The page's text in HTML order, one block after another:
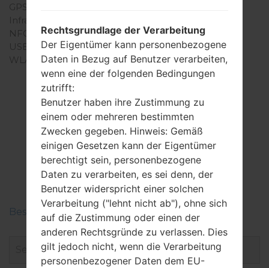
GPS
Infrarotanschluss
NFC
Ja
USB
microUSB 2.0
WLAN
Wi-Fi802.11b/g/n, Wi-Fi
Direct, hotspot
Firmware
LGP655K(LGP655K)
akaLG Optimus F3
Beschreiben Sie die Regionen der LG-Firmwaren
Rechtsgrundlage der Verarbeitung
Der Eigentümer kann personenbezogene
Daten in Bezug auf Benutzer verarbeiten,
wenn eine der folgenden Bedingungen
zutrifft:
Benutzer haben ihre Zustimmung zu
einem oder mehreren bestimmten
Zwecken gegeben. Hinweis: Gemäß
einigen Gesetzen kann der Eigentümer
berechtigt sein, personenbezogene
Daten zu verarbeiten, es sei denn, der
Benutzer widerspricht einer solchen
Verarbeitung ("lehnt nicht ab"), ohne sich
auf die Zustimmung oder einen der
anderen Rechtsgründe zu verlassen. Dies
gilt jedoch nicht, wenn die Verarbeitung
personenbezogener Daten dem EU-